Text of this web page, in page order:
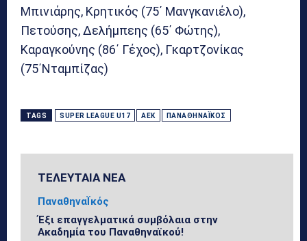
Μπινιάρης, Κρητικός (75΄ Μανγκανιέλο),
Πετούσης, Δελήμπεης (65΄ Φώτης),
Καραγκούνης (86΄ Γέχος), Γκαρτζονίκας
(75΄Νταμπίζας)
TAGS SUPER LEAGUE U17 ΑΕΚ ΠΑΝΑΘΗΝΑΪΚΌΣ
ΤΕΛΕΥΤΑΙΑ ΝΕΑ
ΠαναθηναΪκός
Έξι επαγγελματικά συμβόλαια στην
Ακαδημία του Παναθηναϊκού!